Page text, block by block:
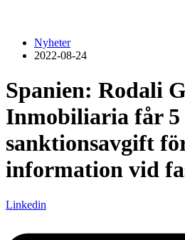
Nyheter
2022-08-24
Spanien: Rodali
Inmobiliaria får 5
sanktionsavgift
information vid
Linkedin